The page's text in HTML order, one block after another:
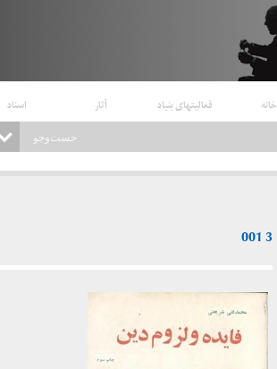
خانه فعالیتهای بنیاد آثار اسناد
3 001